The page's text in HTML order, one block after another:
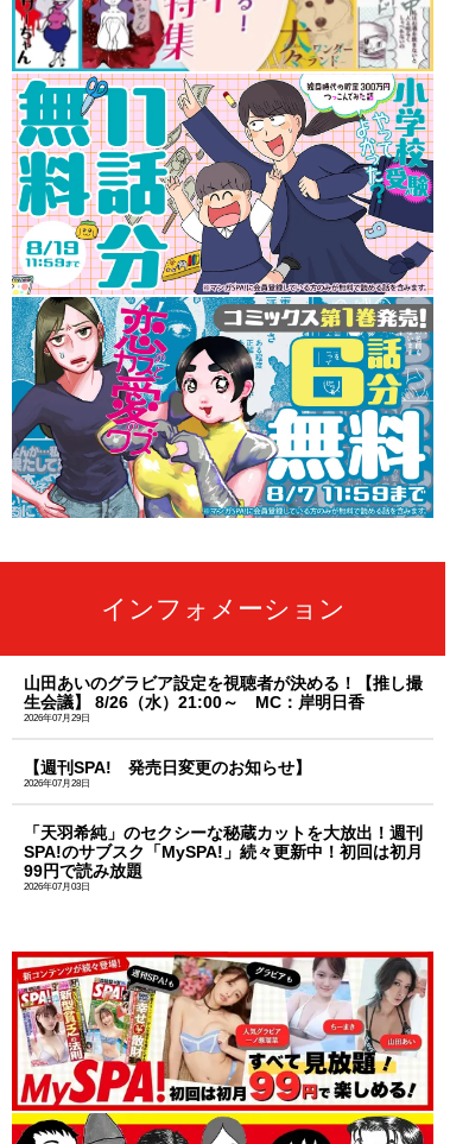
インフォメーション
山田あいのグラビア設定を視聴者が決める！【推し撮
生会議】 8/26（水）21:00～ MC：岸明日香
2026年07月29日
【週刊SPA! 発売日変更のお知らせ】
2026年07月28日
「天羽希純」のセクシーな秘蔵カットを大放出！週刊
SPA!のサブスク「MySPA!」続々更新中！初回は初月
99円で読み放題
2026年07月03日